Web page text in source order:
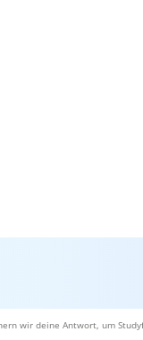
wir deine Antwort, um